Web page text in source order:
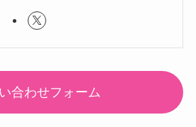
合わせフォーム